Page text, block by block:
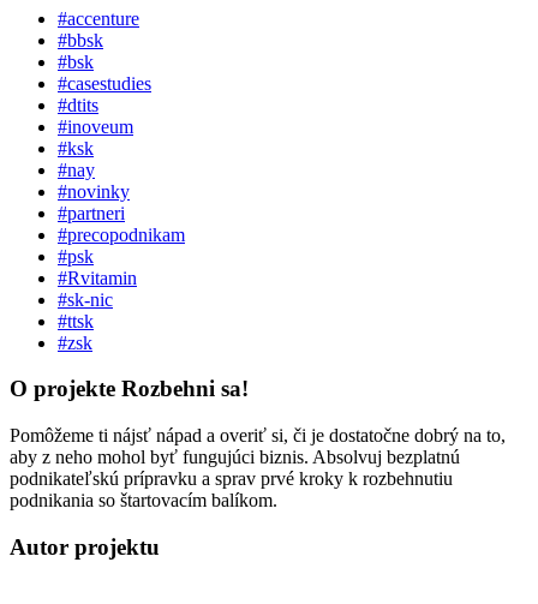
#accenture
#bbsk
#bsk
#casestudies
#dtits
#inoveum
#ksk
#nay
#novinky
#partneri
#precopodnikam
#psk
#Rvitamin
#sk-nic
#ttsk
#zsk
O projekte Rozbehni sa!
Pomôžeme ti nájsť nápad a overiť si, či je dostatočne dobrý na to,
aby z neho mohol byť fungujúci biznis. Absolvuj bezplatnú
podnikateľskú prípravku a sprav prvé kroky k rozbehnutiu
podnikania so štartovacím balíkom.
Autor projektu